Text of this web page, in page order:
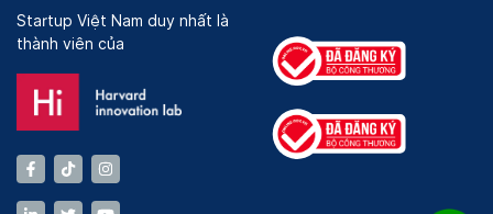
Startup Việt Nam duy nhất là
thành viên của